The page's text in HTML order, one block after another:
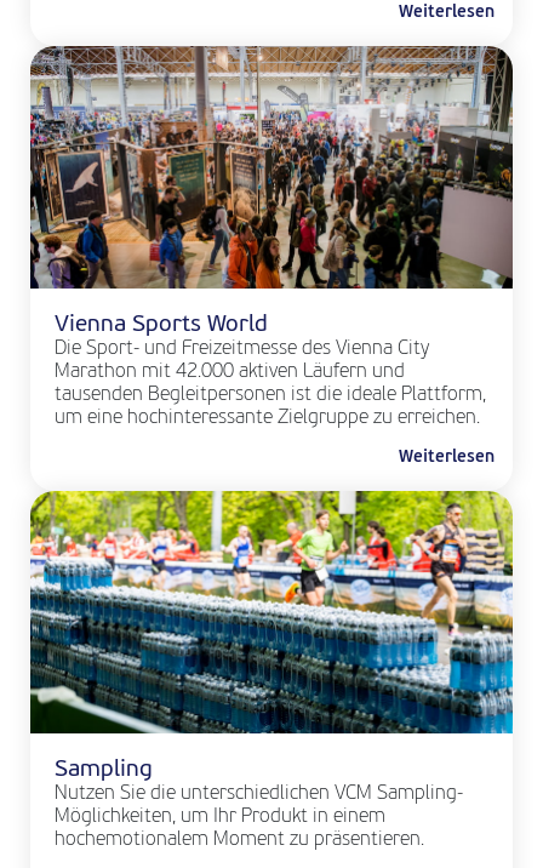
Weiterlesen
Vienna Sports World
Die Sport- und Freizeitmesse des Vienna City
Marathon mit 42.000 aktiven Läufern und
tausenden Begleitpersonen ist die ideale Plattform,
um eine hochinteressante Zielgruppe zu erreichen.
Weiterlesen
Sampling
Nutzen Sie die unterschiedlichen VCM Sampling-
Möglichkeiten, um Ihr Produkt in einem
hochemotionalem Moment zu präsentieren.